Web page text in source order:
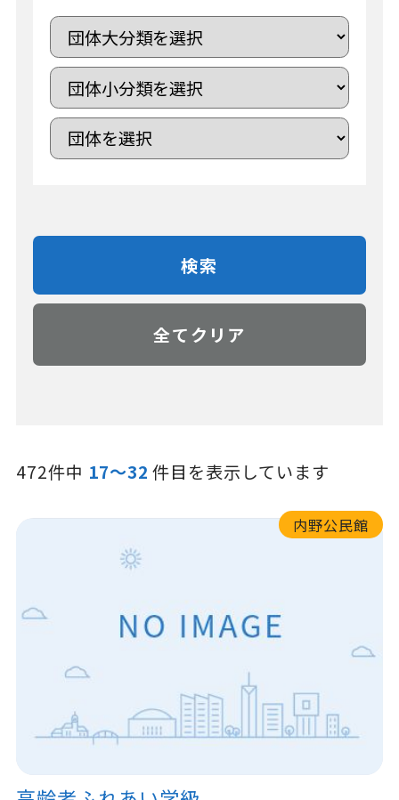
検索
全てクリア
472件中 17～32 件目を表示しています
内野公民館